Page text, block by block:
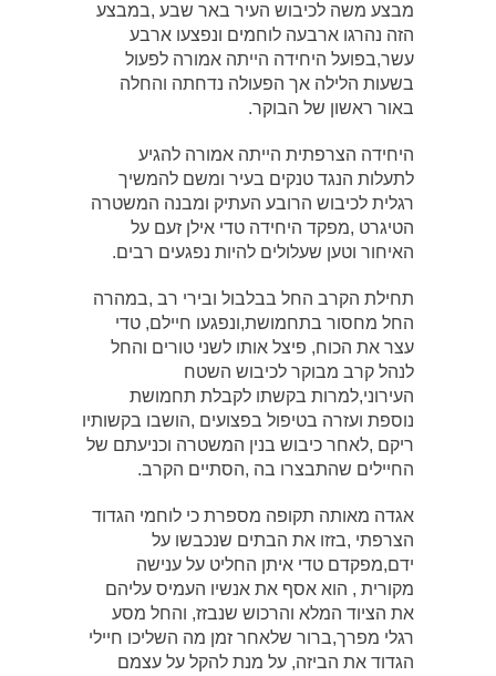
מבצע משה לכיבוש העיר באר שבע ,במבצע
הזה נהרגו ארבעה לוחמים ונפצעו ארבע
עשר,בפועל היחידה הייתה אמורה לפעול
בשעות הלילה אך הפעולה נדחתה והחלה
באור ראשון של הבוקר.
היחידה הצרפתית הייתה אמורה להגיע
לתעלות הנגד טנקים בעיר ומשם להמשיך
רגלית לכיבוש הרובע העתיק ומבנה המשטרה
הטיגרט ,מפקד היחידה טדי אילן זעם על
האיחור וטען שעלולים להיות נפגעים רבים.
תחילת הקרב החל בבלבול ובירי רב ,במהרה
החל מחסור בתחמושת,ונפגעו חיילם, טדי
עצר את הכוח, פיצל אותו לשני טורים והחל
לנהל קרב מבוקר לכיבוש השטח
העירוני,למרות בקשתו לקבלת תחמושת
נוספת ועזרה בטיפול בפצועים ,הושבו בקשותיו
ריקם ,לאחר כיבוש בנין המשטרה וכניעתם של
החיילים שהתבצרו בה ,הסתיים הקרב.
אגדה מאותה תקופה מספרת כי לוחמי הגדוד
הצרפתי ,בזזו את הבתים שנכבשו על
ידם,מפקדם טדי איתן החליט על ענישה
מקורית , הוא אסף את אנשיו העמיס עליהם
את הציוד המלא והרכוש שנבזז, והחל מסע
רגלי מפרך,ברור שלאחר זמן מה השליכו חיילי
הגדוד את הביזה, על מנת להקל על עצמם